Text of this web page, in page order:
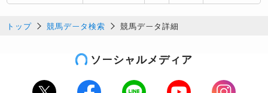
トップ 競馬データ検索 競馬データ詳細
ソーシャルメディア